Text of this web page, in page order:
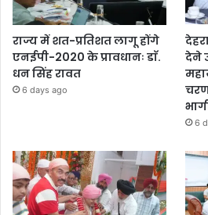
राज्य में शत-प्रतिशत लागू होंगे
एनईपी-2020 के प्रावधानः डाॅ.
धन सिंह रावत
6 days ago
देने
6